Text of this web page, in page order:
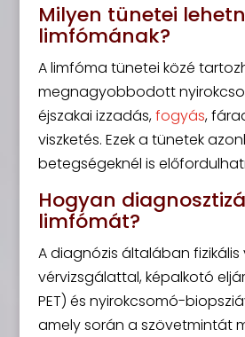
Milyen tünetei
limfómának?
A limfóma tünetei közé
megnagyobbodott
éjszakai izzadás,fogyás,
viszketés. Ezek a tünetek
betegségeknél is
Hogyan
limfómát?
A diagnózis általában
vérvizsgálattal, képalkotó
PET) és nyirokcsomó-
amely során a szövetmintát